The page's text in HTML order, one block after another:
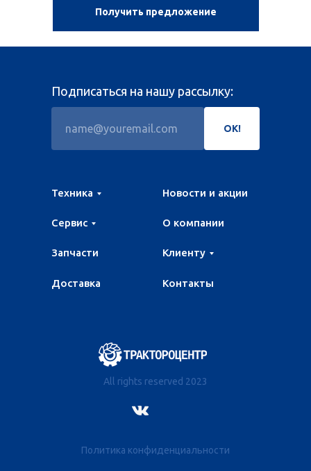
Получить предложение
All rights reserved 2023
Техника
Сервис
Запчасти
Новости и акции
Клиенту
О компании
Подписаться на нашу рассылку:
ОК!
Контакты
Политика конфиденциальности
Доставка